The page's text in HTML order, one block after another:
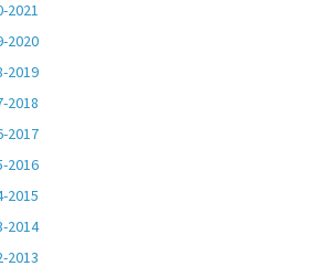
2021
2020
2019
2018
2017
2016
2015
2014
2013